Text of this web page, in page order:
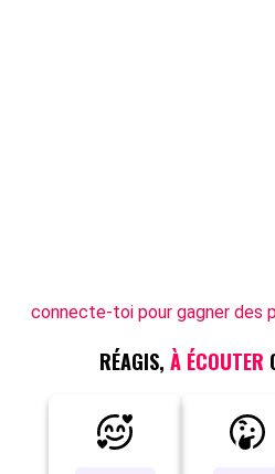
connecte-toi pour gagner des
RÉAGIS, À ÉCOUTER